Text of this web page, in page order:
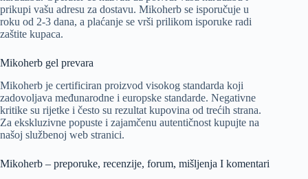
prikupi vašu adresu za dostavu. Mikoherb se isporučuje u
roku od 2-3 dana, a plaćanje se vrši prilikom isporuke radi
zaštite kupaca.
Mikoherb gel prevara
Mikoherb je certificiran proizvod visokog standarda koji
zadovoljava međunarodne i europske standarde. Negativne
kritike su rijetke i često su rezultat kupovina od trećih strana.
Za ekskluzivne popuste i zajamčenu autentičnost kupujte na
našoj službenoj web stranici.
Mikoherb – preporuke, recenzije, forum, mišljenja I komentari